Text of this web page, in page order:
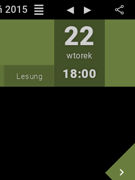
2015 reorder ◀︎ ▶︎
22
wtorek
18:00
Lesung
navigate_next